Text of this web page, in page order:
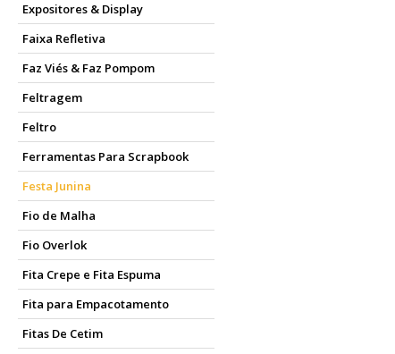
Expositores & Display
Faixa Refletiva
Faz Viés & Faz Pompom
Feltragem
Feltro
Ferramentas Para Scrapbook
Festa Junina
Fio de Malha
Fio Overlok
Fita Crepe e Fita Espuma
Fita para Empacotamento
Fitas De Cetim